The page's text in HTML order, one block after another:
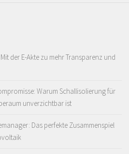
der E-Akte zu mehr Transparenz und
Warum Schallisolierung für
unverzichtbar ist
Das perfekte Zusammenspiel